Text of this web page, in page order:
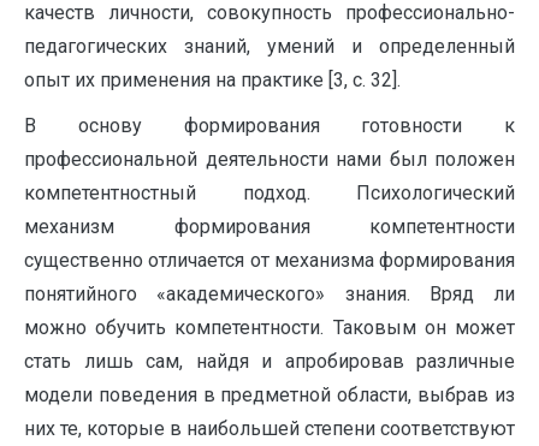
качеств личности, совокупность профессионально-
педагогических знаний, умений и определенный
опыт их применения на практике [3, с. 32].
В основу формирования готовности к
профессиональной деятельности нами был положен
компетентностный подход. Психологический
механизм формирования компетентности
существенно отличается от механизма формирования
понятийного «академического» знания. Вряд ли
можно обучить компетентности. Таковым он может
стать лишь сам, найдя и апробировав различные
модели поведения в предметной области, выбрав из
них те, которые в наибольшей степени соответствуют